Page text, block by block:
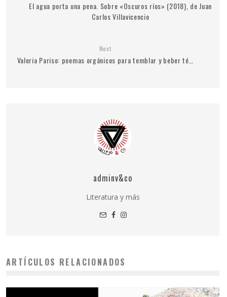
El agua porta una pena. Sobre «Oscuros ríos» (2018), de Juan
Carlos Villavicencio
Next
Valeria Pariso: poemas orgánicos para temblar y beber té…
adminv&co
Literatura y más
ARTÍCULOS RELACIONADOS